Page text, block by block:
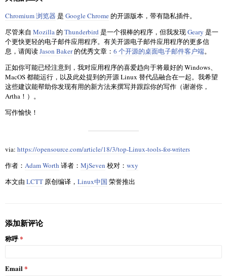
Chromium 浏览器 是 Google Chrome的开源版本，带有隐私插件。
尽管来自 Mozilla 的 Thunderbird 是一个很棒的程序，但我发现Geary 是一
个更快更轻的电子邮件应用程序。有关开源电子邮件应用程序的更多信
息，请阅读Jason Baker的优秀文章： 6 个开源的桌面电子邮件客户端。
正如你可能已经注意到，我对应用程序的喜爱趋向于将最好的 Windows、
MacOS 都能运行，以及此处提到的开源 Linux 替代品融合在一起。我希望
这些建议能帮助你发现有用的新方法来撰写并跟踪你的写作（谢谢你，
Artha！）。
写作愉快！
via: https://opensource.com/article/18/3/top-Linux-tools-for-writers
作者： Adam Worth 译者： MjSeven 校对： wxy
本文由 LCTT 原创编译， Linux中国 荣誉推出
添加新评论
称呼
Email